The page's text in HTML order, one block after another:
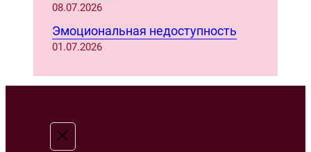
08.07.2026
Эмоциональная недоступность
01.07.2026